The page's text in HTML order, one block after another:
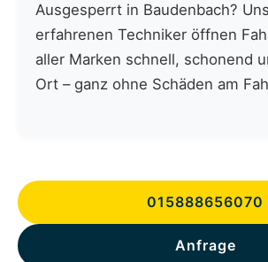
Ausgesperrt in Baudenbach?
erfahrenen Techniker öffnen
aller Marken schnell, schonend
Ort – ganz ohne Schäden am
015888656070
Anfrage